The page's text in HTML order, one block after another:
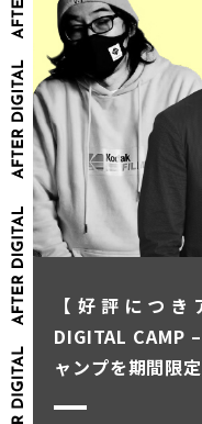
【好評につき
DIGITAL CAMP
ャンプを期間限定